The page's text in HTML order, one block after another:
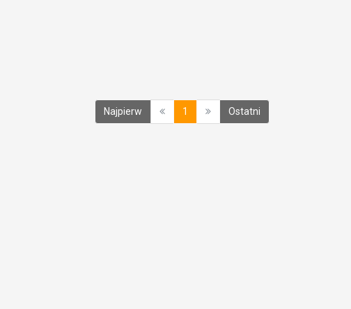
Najpierw 1 (current) Ostatni